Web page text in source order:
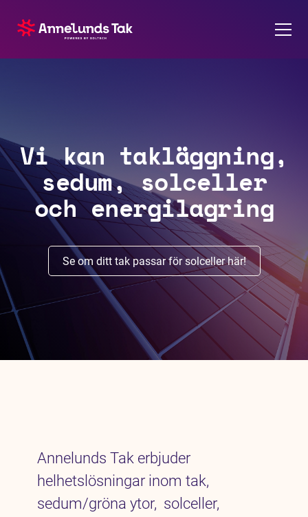
Kontakt
Karriär
Referenser
Soltech Energy
Vi kan takläggning,
sedum, solceller
och energilagring
Se om ditt tak passar för solceller här!
Annelunds Tak erbjuder
helhetslösningar inom tak,
sedum/gröna ytor, solceller,